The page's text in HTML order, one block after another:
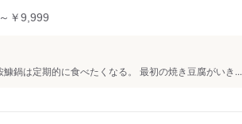
￥9,999
鍋は定期的に食べたくなる。 最初の焼き豆腐がいき...